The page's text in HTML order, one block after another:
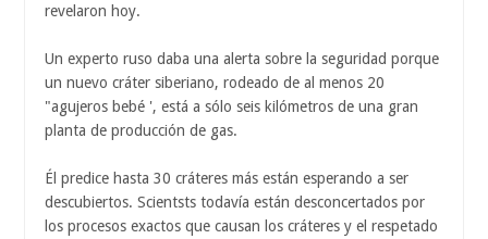
revelaron hoy.
Un experto ruso daba una alerta sobre la seguridad porque
un nuevo cráter siberiano, rodeado de al menos 20
"agujeros bebé ', está a sólo seis kilómetros de una gran
planta de producción de gas.
Él predice hasta 30 cráteres más están esperando a ser
descubiertos. Scientsts todavía están desconcertados por
los procesos exactos que causan los cráteres y el respetado